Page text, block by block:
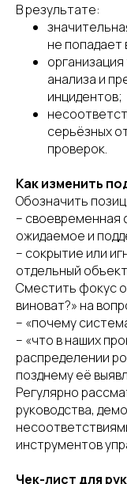
В результате:
не попадает
анализа и
инцидентов;
серьёзных
проверок.
Как изменить
Обозначить
– своевременная
ожидаемое и
– сокрытие или
отдельный
Сместить фокус
виноват?» на
– «почему
– «что в наших
распределении
позднему её
Регулярно
руководства,
инструментов
Чек-лист для